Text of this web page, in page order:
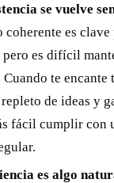
se vuelve
coherente es
pero es difícil
Cuando te
de ideas y
fácil cumplir con
es algo